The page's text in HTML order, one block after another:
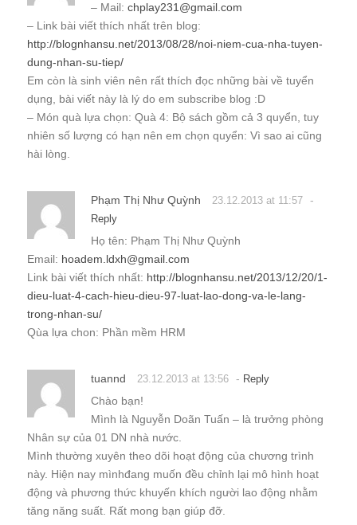
– Mail: chplay231@gmail.com
– Link bài viết thích nhất trên blog:
http://blognhansu.net/2013/08/28/noi-niem-cua-nha-tuyen-
dung-nhan-su-tiep/
Em còn là sinh viên nên rất thích đọc những bài về tuyển
dụng, bài viết này là lý do em subscribe blog :D
– Món quà lựa chọn: Quà 4: Bộ sách gồm cả 3 quyển, tuy
nhiên số lượng có hạn nên em chọn quyển: Vì sao ai cũng
hài lòng.
Phạm Thị Như Quỳnh 23.12.2013 at 11:57 -
Reply
Họ tên: Phạm Thị Như Quỳnh
Email: hoadem.ldxh@gmail.com
Link bài viết thích nhất: http://blognhansu.net/2013/12/20/1-
dieu-luat-4-cach-hieu-dieu-97-luat-lao-dong-va-le-lang-
trong-nhan-su/
Qùa lựa chon: Phần mềm HRM
tuannd 23.12.2013 at 13:56 - Reply
Chào bạn!
Mình là Nguyễn Doãn Tuấn – là trưởng phòng
Nhân sự của 01 DN nhà nước.
Mình thường xuyên theo dõi hoạt động của chương trình
này. Hiện nay mìnhđang muốn đều chỉnh lại mô hình hoạt
động và phương thức khuyến khích người lao động nhằm
tăng năng suất. Rất mong bạn giúp đỡ.